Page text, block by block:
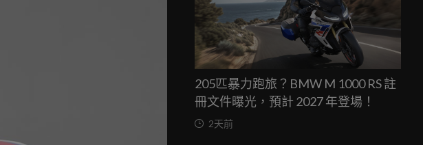
205匹暴力跑旅？BMW M 1000 RS 註
冊文件曝光，預計 2027 年登場！
2天前